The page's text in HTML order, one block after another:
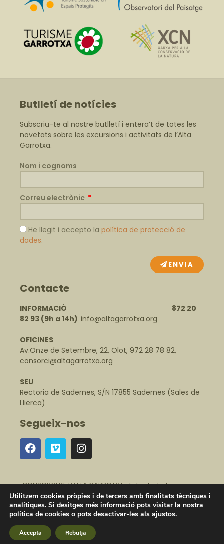
Butlletí de notícies
Subscriu-te al nostre butlletí i entera’t de totes les
novetats sobre les excursions i activitats de l’Alta
Garrotxa.
Nom i cognoms
Correu electrònic
He llegit i accepto la política de protecció de
dades.
ENVIA
Contacte
INFORMACIÓ 872 20
82 93 (9h a 14h) info@altagarrotxa.org
OFICINES
Av.Onze de Setembre, 22, Olot, 972 28 78 82,
consorci@altagarrotxa.org
SEU
Rectoria de Sadernes, S/N 17855 Sadernes (Sales de
Llierca)
Segueix-nos
CONSORCI DE L’ALTA GARROTXA · Tots els drets
reservats · Avís legal · Política de protecció de dades
Política de cookies·Canal Intern d'Alertes
Utilitzem cookies pròpies i de tercers amb finalitats tècniques i
analítiques. Si desitges més informació pots visitar la nostra
política de cookies o pots desactivar-les als ajustos.
Accepta Rebutja